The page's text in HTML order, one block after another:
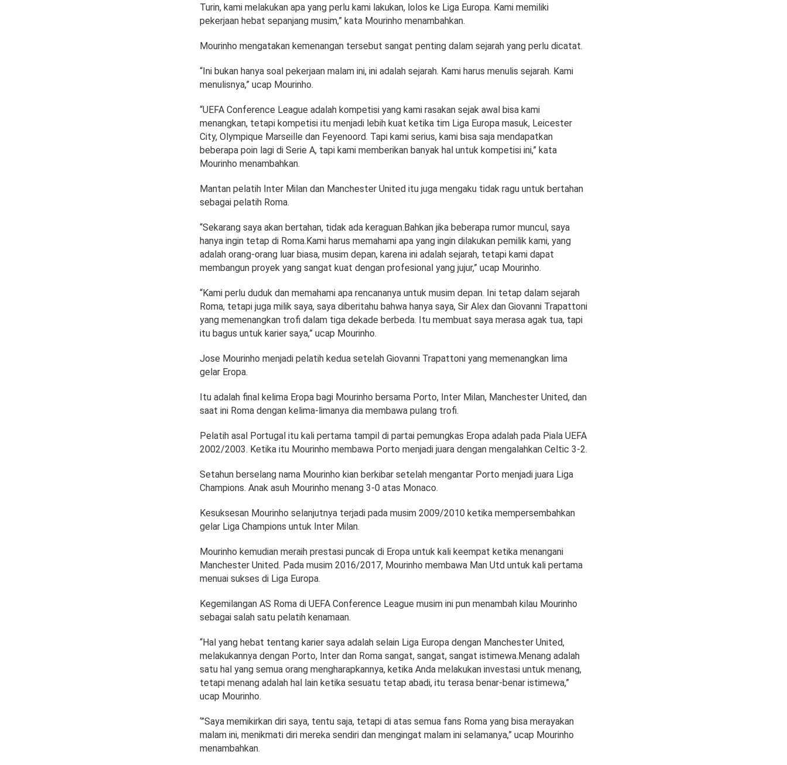
Turin, kami melakukan apa yang perlu kami lakukan, lolos ke Liga Europa. Kami memiliki
pekerjaan hebat sepanjang musim,” kata Mourinho menambahkan.
Mourinho mengatakan kemenangan tersebut sangat penting dalam sejarah yang perlu dicatat.
“Ini bukan hanya soal pekerjaan malam ini, ini adalah sejarah. Kami harus menulis sejarah. Kami
menulisnya,” ucap Mourinho.
“UEFA Conference League adalah kompetisi yang kami rasakan sejak awal bisa kami
menangkan, tetapi kompetisi itu menjadi lebih kuat ketika tim Liga Europa masuk, Leicester
City, Olympique Marseille dan Feyenoord. Tapi kami serius, kami bisa saja mendapatkan
beberapa poin lagi di Serie A, tapi kami memberikan banyak hal untuk kompetisi ini,” kata
Mourinho menambahkan.
Mantan pelatih Inter Milan dan Manchester United itu juga mengaku tidak ragu untuk bertahan
sebagai pelatih Roma.
“Sekarang saya akan bertahan, tidak ada keraguan.Bahkan jika beberapa rumor muncul, saya
hanya ingin tetap di Roma.Kami harus memahami apa yang ingin dilakukan pemilik kami, yang
adalah orang-orang luar biasa, musim depan, karena ini adalah sejarah, tetapi kami dapat
membangun proyek yang sangat kuat dengan profesional yang jujur,” ucap Mourinho.
“Kami perlu duduk dan memahami apa rencananya untuk musim depan. Ini tetap dalam sejarah
Roma, tetapi juga milik saya, saya diberitahu bahwa hanya saya, Sir Alex dan Giovanni Trapattoni
yang memenangkan trofi dalam tiga dekade berbeda. Itu membuat saya merasa agak tua, tapi
itu bagus untuk karier saya,” ucap Mourinho.
Jose Mourinho menjadi pelatih kedua setelah Giovanni Trapattoni yang memenangkan lima
gelar Eropa.
Itu adalah final kelima Eropa bagi Mourinho bersama Porto, Inter Milan, Manchester United, dan
saat ini Roma dengan kelima-limanya dia membawa pulang trofi.
Pelatih asal Portugal itu kali pertama tampil di partai pemungkas Eropa adalah pada Piala UEFA
2002/2003. Ketika itu Mourinho membawa Porto menjadi juara dengan mengalahkan Celtic 3-2.
Setahun berselang nama Mourinho kian berkibar setelah mengantar Porto menjadi juara Liga
Champions. Anak asuh Mourinho menang 3-0 atas Monaco.
Kesuksesan Mourinho selanjutnya terjadi pada musim 2009/2010 ketika mempersembahkan
gelar Liga Champions untuk Inter Milan.
Mourinho kemudian meraih prestasi puncak di Eropa untuk kali keempat ketika menangani
Manchester United. Pada musim 2016/2017, Mourinho membawa Man Utd untuk kali pertama
menuai sukses di Liga Europa.
Kegemilangan AS Roma di UEFA Conference League musim ini pun menambah kilau Mourinho
sebagai salah satu pelatih kenamaan.
“Hal yang hebat tentang karier saya adalah selain Liga Europa dengan Manchester United,
melakukannya dengan Porto, Inter dan Roma sangat, sangat, sangat istimewa.Menang adalah
satu hal yang semua orang mengharapkannya, ketika Anda melakukan investasi untuk menang,
tetapi menang adalah hal lain ketika sesuatu tetap abadi, itu terasa benar-benar istimewa,”
ucap Mourinho.
‘”Saya memikirkan diri saya, tentu saja, tetapi di atas semua fans Roma yang bisa merayakan
malam ini, menikmati diri mereka sendiri dan mengingat malam ini selamanya,” ucap Mourinho
menambahkan.